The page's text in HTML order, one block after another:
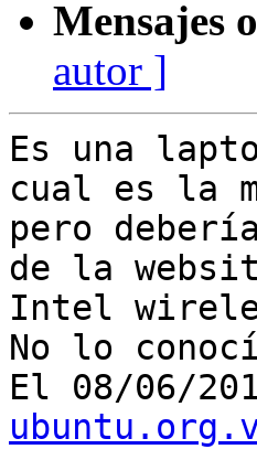
Mensajes
autor ]
Es una
cual es la
pero
de la
Intel
No lo
El 08/06/